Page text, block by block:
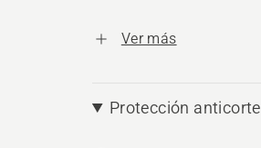
Ver más
Protección anticorte